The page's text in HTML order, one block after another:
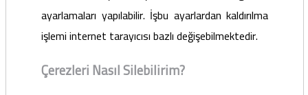
ayarlamaları yapılabilir. İşbu ayarlardan kaldırılma
işlemi internet tarayıcısı bazlı değişebilmektedir.
Çerezleri Nasıl Silebilirim?